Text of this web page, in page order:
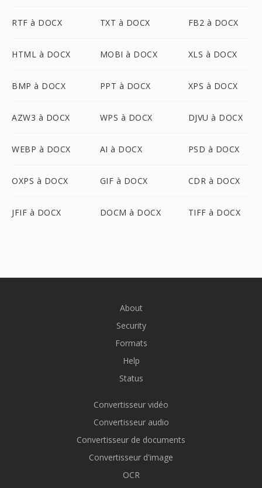
RTF à DOCX TXT à DOCX FB2 à DOCX
HTML à DOCX MOBI à DOCX XLS à DOCX
BMP à DOCX PPT à DOCX XPS à DOCX
AZW3 à DOCX WPS à DOCX DJVU à DOCX
WEBP à DOCX AI à DOCX PSD à DOCX
OXPS à DOCX GIF à DOCX CDR à DOCX
JFIF à DOCX DOCM à DOCX TIFF à DOCX
About
Security
Formats
Help
Status
Convertisseur vidéo
Convertisseur audio
Convertisseur de documents
Convertisseur d'image
OCR